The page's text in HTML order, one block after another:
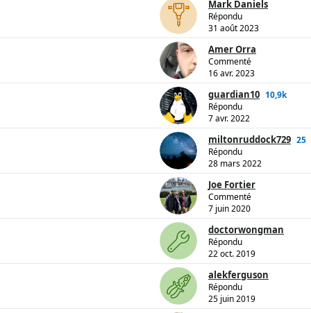
Mark Daniels
Répondu
31 août 2023
Amer Orra
Commenté
16 avr. 2023
guardian10 10,9k
Répondu
7 avr. 2022
miltonruddock729 25
Répondu
28 mars 2022
Joe Fortier
Commenté
7 juin 2020
doctorwongman
Répondu
22 oct. 2019
alekferguson
Répondu
25 juin 2019